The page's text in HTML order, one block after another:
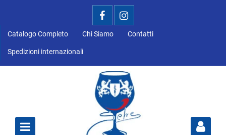
Catalogo Completo Chi Siamo Contatti
Spedizioni internazionali